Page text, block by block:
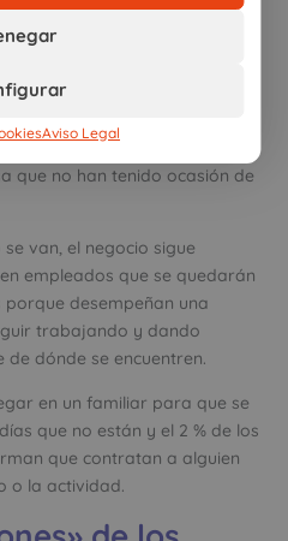
Aviso Legal
de cada diez autónomos
de vacaciones, están
momento. Uno de cada dos
pueden, pero tienen que
y los hay que, además,
hacer trabajos
que no han tenido ocasión de
van, el negocio sigue
empleados que se quedarán
desempeñan una
trabajando y dando
dónde se encuentren.
en un familiar para que se
que no están y el 2 % de los
que contratan a alguien
o la actividad.